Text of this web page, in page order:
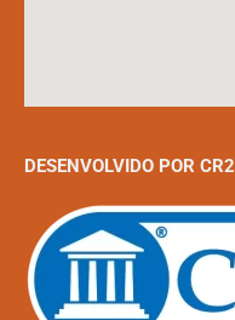
DESENVOLVIDO POR CR2